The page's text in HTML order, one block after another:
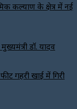
कल्याण के क्षेत्र में नई
डॉ. यादव
गहरी खाई में गिरी